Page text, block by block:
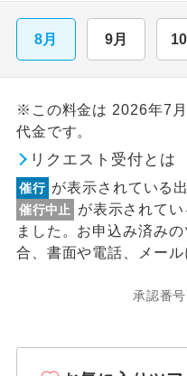
8月 9月
※この料金は 2026年7
代金です。
リクエスト受付とは
催行 が表示されている
催行中止
が表示されて
ました。お申込み済み
合、書面や電話、メール
承認番